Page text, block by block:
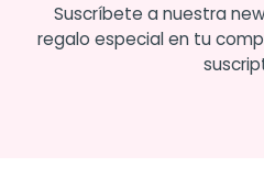
Suscríbete a nuestra
regalo especial en tu